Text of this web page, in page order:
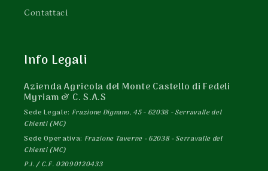
Contattaci
Info Legali
Azienda Agricola del Monte Castello di Fedeli
Myriam & C. S.A.S
Sede Legale: Frazione Dignano, 45 - 62038 - Serravalle del
Chienti (MC)
Sede Operativa: Frazione Taverne - 62038 - Serravalle del
Chienti (MC)
P.I. / C.F. 02090120433